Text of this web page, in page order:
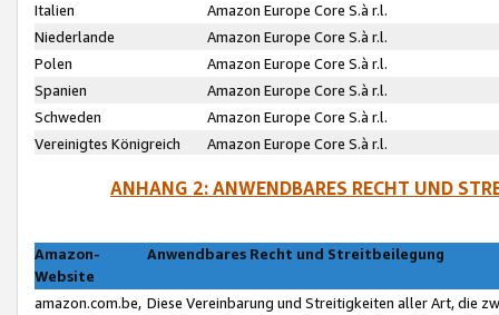
Italien
Amazon Europe Core S.à r.l.
Niederlande
Amazon Europe Core S.à r.l.
Polen
Amazon Europe Core S.à r.l.
Spanien
Amazon Europe Core S.à r.l.
Schweden
Amazon Europe Core S.à r.l.
Vereinigtes Königreich
Amazon Europe Core S.à r.l.
ANHANG 2: ANWENDBARES RECHT UND
Amazon-
Website
Anwendbares Recht und Streitbeilegung
amazon.com.be, Diese Vereinbarung und Streitigkeiten aller Art, die